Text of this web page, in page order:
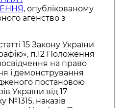
, опублікованому
агенство з
15 Закону України
п.12 Положення
на право
і демонстрування
постановою
України від 17
№1315, наказів